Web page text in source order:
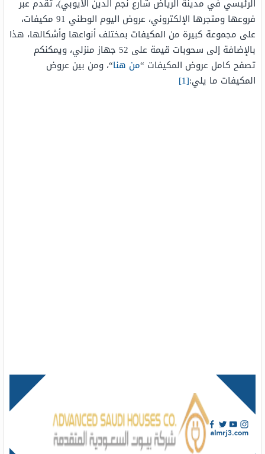
الرئيسي في مدينة الرياض شارع نجم الدين الأيوبي)، تقدم عبر
فروعها ومتجرها الإلكتروني، عروض اليوم الوطني 91 مكيفات،
على مجموعة كبيرة من المكيفات بمختلف أنواعها وأشكالها، هذا
بالإضافة إلى سحوبات قيمة على 52 جهاز منزلي، ويمكنكم
تصفح كامل عروض المكيفات “من هنا“، ومن بين عروض
المكيفات ما يلي:[1]